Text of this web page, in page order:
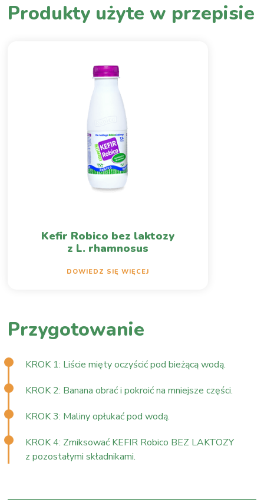
Produkty użyte w przepisie
Kefir Robico bez laktozy
z L. rhamnosus
DOWIEDZ SIĘ WIĘCEJ
Przygotowanie
KROK 1: Liście mięty oczyścić pod bieżącą wodą.
KROK 2: Banana obrać i pokroić na mniejsze części.
KROK 3: Maliny opłukać pod wodą.
KROK 4: Zmiksować KEFIR Robico BEZ LAKTOZY
z pozostałymi składnikami.